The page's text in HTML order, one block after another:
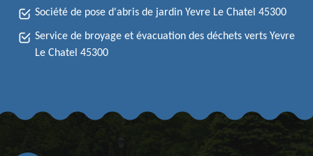
Société de pose d'abris de jardin Yevre Le Chatel 45300
Service de broyage et évacuation des déchets verts Yevre
Le Chatel 45300